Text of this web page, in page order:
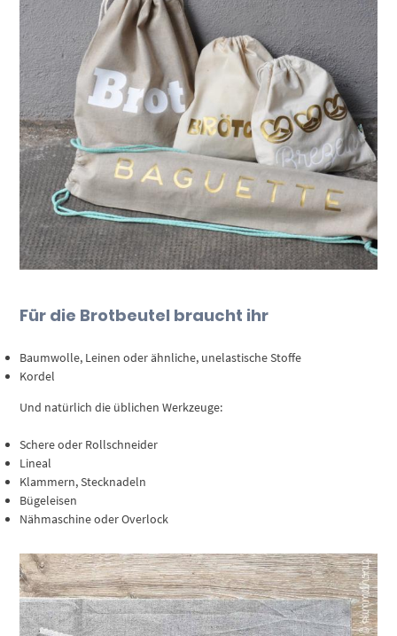
Für die Brotbeutel braucht ihr
Baumwolle, Leinen oder ähnliche, unelastische Stoffe
Kordel
Und natürlich die üblichen Werkzeuge:
Schere oder Rollschneider
Lineal
Klammern, Stecknadeln
Bügeleisen
Nähmaschine oder Overlock